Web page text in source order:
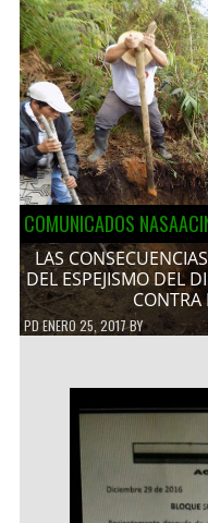
COMUNICADOS
LAS
DEL ESPEJISMO DEL
CONTRA
PDENERO 25, 2017BY